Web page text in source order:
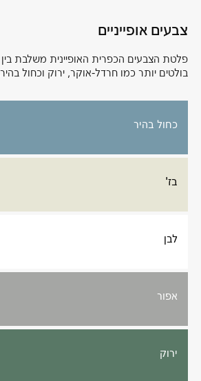
צבעים אופייניים
פלטת הצבעים הכפרית האופיינית משלבת בין
בולטים יותר כמו חרדל-אוקר, ירוק וכחול
כחול בהיר
בז'
לבן
אפור
ירוק